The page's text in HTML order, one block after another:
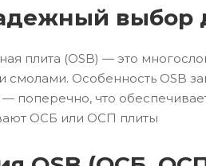
выбор
плита (OSB) — это
смолами. Особенность OSB
поперечно, что
ОСБ или ОСП плиты